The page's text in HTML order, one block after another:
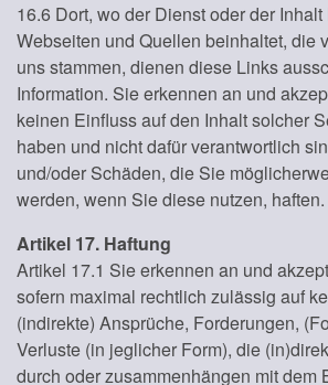
16.6 Dort, wo der Dienst oder der
Webseiten und Quellen beinhaltet, die
uns stammen, dienen diese Links
Information. Sie erkennen an und
keinen Einfluss auf den Inhalt solcher
haben und nicht dafür verantwortlich
und/oder Schäden, die Sie
werden, wenn Sie diese nutzen, haften.
Artikel 17. Haftung
Artikel 17.1 Sie erkennen an und
sofern maximal rechtlich zulässig auf
(indirekte) Ansprüche, Forderungen,
Verluste (in jeglicher Form), die
durch oder zusammenhängen mit dem